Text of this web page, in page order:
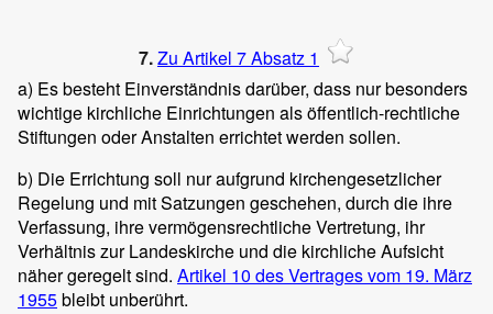
7.Zu Artikel 7 Absatz 1
a) Es besteht Einverständnis darüber, dass nur besonders
wichtige kirchliche Einrichtungen als öffentlich-rechtliche
Stiftungen oder Anstalten errichtet werden sollen.
b) Die Errichtung soll nur aufgrund kirchengesetzlicher
Regelung und mit Satzungen geschehen, durch die ihre
Verfassung, ihre vermögensrechtliche Vertretung, ihr
Verhältnis zur Landeskirche und die kirchliche Aufsicht
näher geregelt sind. Artikel 10 des Vertrages vom 19. März
1955bleibt unberührt.